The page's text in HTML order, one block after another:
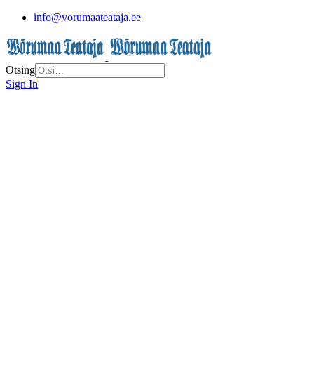
info@vorumaateataja.ee
Otsing
Sign In